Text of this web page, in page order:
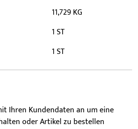
11,729 KG
1 ST
1 ST
Ihren Kundendaten an um eine
oder Artikel zu bestellen